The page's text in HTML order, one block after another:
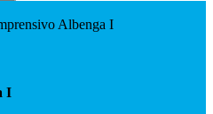
Albenga I
I